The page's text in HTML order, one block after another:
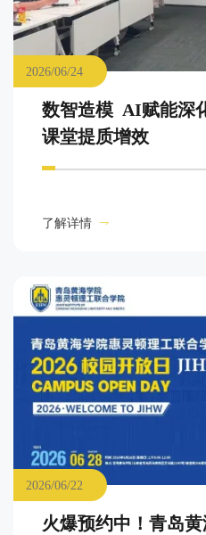
数智造模 AI赋能深
课堂提质增效
了解详情
2026/06/24
火爆预约中！青岛
2026/06/22